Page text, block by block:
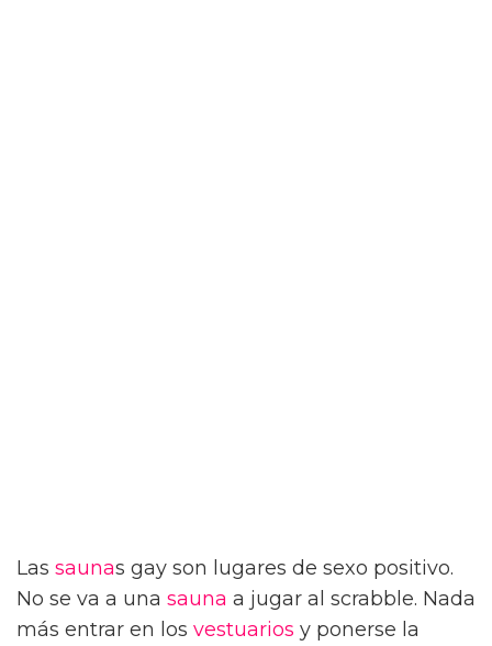
Las saunas gay son lugares de sexo positivo.
No se va a una sauna a jugar al scrabble. Nada
más entrar en los vestuarios y ponerse la